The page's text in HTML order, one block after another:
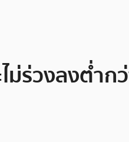
ม่ร่วงลงต่ำ